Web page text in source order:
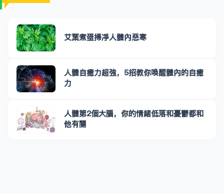
艾葉煮蛋掃凈人體內惡寒
人體自癒力超強，5招教你喚醒體內的自癒
力
人體第2個大腦，你的情緒低落和憂鬱都和
他有關